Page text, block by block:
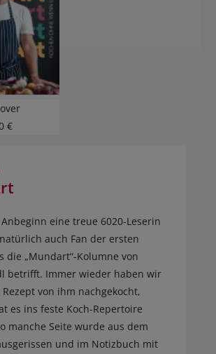
€
eine treue 6020-Leserin
auch Fan der ersten
die „Mundart“-Kolumne von
betrifft. Immer wieder haben wir
von ihm nachgekocht,
es ins feste Koch-Repertoire
manche Seite wurde aus dem
und im Notizbuch mit